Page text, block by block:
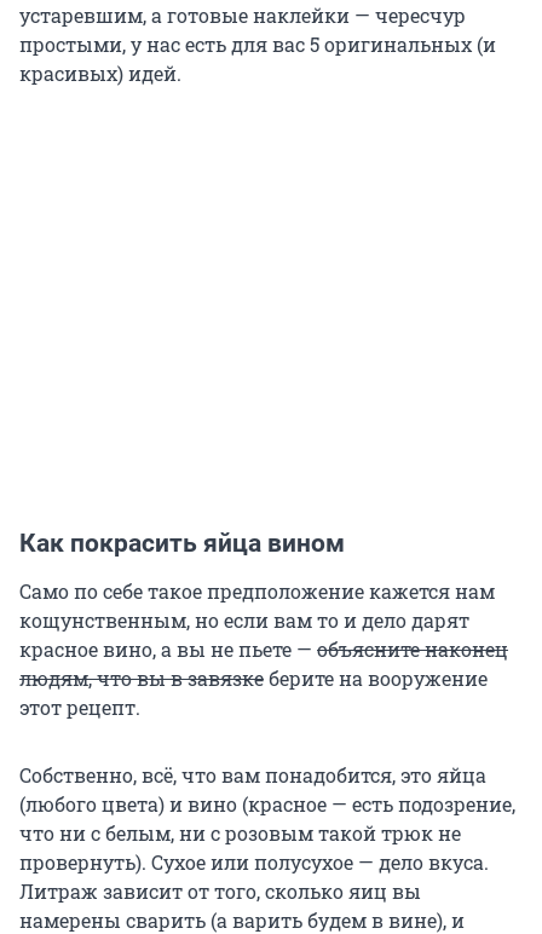
устаревшим, а готовые наклейки — чересчур
простыми, у нас есть для вас 5 оригинальных (и
красивых) идей.
Как покрасить яйца вином
Само по себе такое предположение кажется нам
кощунственным, но если вам то и дело дарят
красное вино, а вы не пьете — объясните наконец
людям, что вы в завязкеберите на вооружение
этот рецепт.
Собственно, всё, что вам понадобится, это яйца
(любого цвета) и вино (красное — есть подозрение,
что ни с белым, ни с розовым такой трюк не
провернуть). Сухое или полусухое — дело вкуса.
Литраж зависит от того, сколько яиц вы
намерены сварить (а варить будем в вине), и